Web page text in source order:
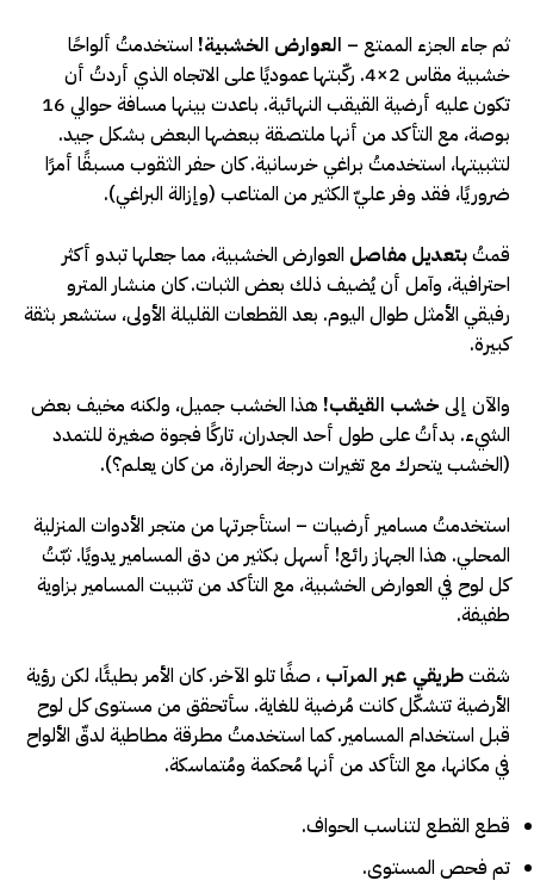
ثم جاء الجزء الممتع – العوارض الخشبية! استخدمتُ ألواحًا
خشبية مقاس 2×4. ركّبتها عموديًا على الاتجاه الذي أردتُ أن
تكون عليه أرضية القيقب النهائية. باعدت بينها مسافة حوالي 16
بوصة، مع التأكد من أنها ملتصقة ببعضها البعض بشكل جيد.
لتثبيتها، استخدمتُ براغي خرسانية. كان حفر الثقوب مسبقًا أمرًا
ضروريًا، فقد وفر عليّ الكثير من المتاعب (وإزالة البراغي).
قمتُبتعديل مفاصل العوارض الخشبية، مما جعلها تبدو أكثر
احترافية، وآمل أن يُضيف ذلك بعض الثبات. كان منشار المترو
رفيقي الأمثل طوال اليوم. بعد القطعات القليلة الأولى، ستشعر بثقة
كبيرة.
والآن إلى خشب القيقب! هذا الخشب جميل، ولكنه مخيف بعض
الشيء. بدأتُ على طول أحد الجدران، تاركًا فجوة صغيرة للتمدد
(الخشب يتحرك مع تغيرات درجة الحرارة، من كان يعلم؟).
استخدمتُ مسامير أرضيات – استأجرتها من متجر الأدوات المنزلية
المحلي. هذا الجهاز رائع! أسهل بكثير من دق المسامير يدويًا. ثبّتُ
كل لوح في العوارض الخشبية، مع التأكد من تثبيت المسامير بزاوية
طفيفة.
شقتطريقي عبر المرآب ، صفًا تلو الآخر. كان الأمر بطيئًا، لكن رؤية
الأرضية تتشكّل كانت مُرضية للغاية. سأتحقق من مستوى كل لوح
قبل استخدام المسامير. كما استخدمتُ مطرقة مطاطية لدقّ الألواح
في مكانها، مع التأكد من أنها مُحكمة ومُتماسكة.
قطع القطع لتناسب الحواف.
تم فحص المستوى.